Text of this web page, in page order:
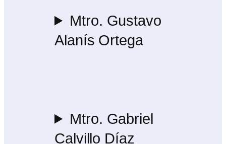
Mtro. Gustavo
Alanís Ortega
Mtro. Gabriel
Calvillo Díaz